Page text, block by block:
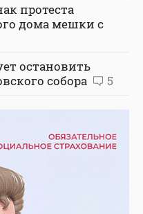
протеста
дома мешки с
остановить
собора
5